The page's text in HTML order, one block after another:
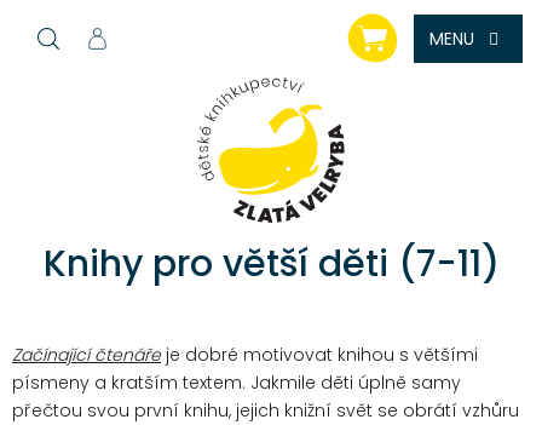
NÁKUPNÍ
KOŠÍK
Knihy pro větší děti (7-11)
Začínající čtenářeje dobré motivovat knihou s většími
písmeny a kratším textem. Jakmile děti úplně samy
přečtou svou první knihu, jejich knižní svět se obrátí vzhůru